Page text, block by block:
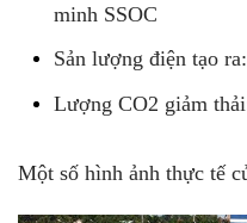
minh SSOC
Sản lượng điện tạo
Lượng CO2 giảm
Một số hình ảnh thực tế